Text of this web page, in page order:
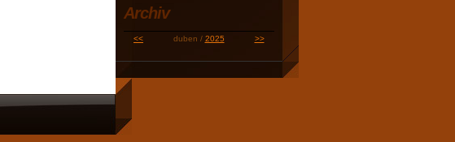
Archiv
<< duben / 2025 >>